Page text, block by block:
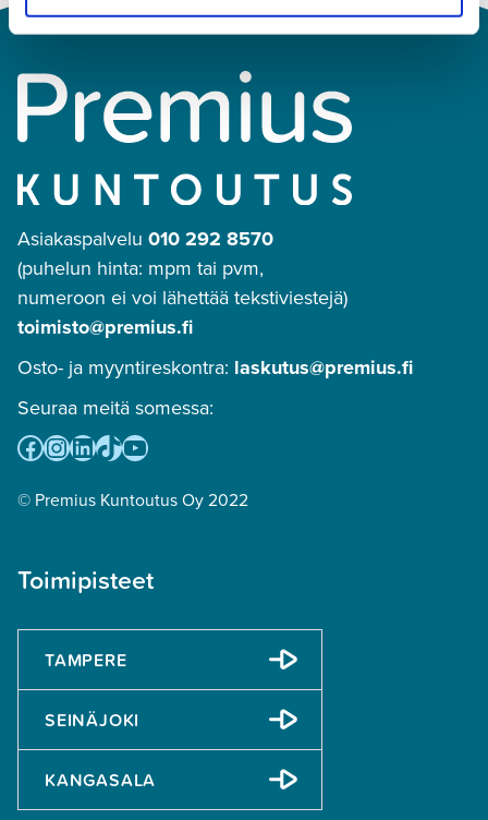
Asiakaspalvelu 010 292 8570
(puhelun hinta: mpm tai pvm,
numeroon ei voi lähettää tekstiviestejä)
toimisto@premius.fi
Osto- ja myyntireskontra: laskutus@premius.fi
Seuraa meitä somessa:
Facebook
Instagram
LinkedIn
TikTok
YouTube
© Premius Kuntoutus Oy 2022
Toimipisteet
TAMPERE
SEINÄJOKI
KANGASALA